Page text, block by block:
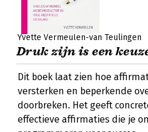
Yvette Vermeulen-van Teulingen
Druk zijn is een
Dit boek laat zien hoe
versterken en beperkende
doorbreken. Het geeft
effectieve affirmaties die je